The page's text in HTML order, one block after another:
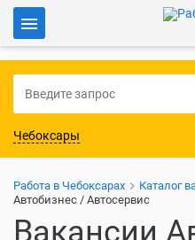
Для работодателей
Чебоксары
Работа в Чебоксарах
Каталог
Автобизнес / Автосервис
Вакансии